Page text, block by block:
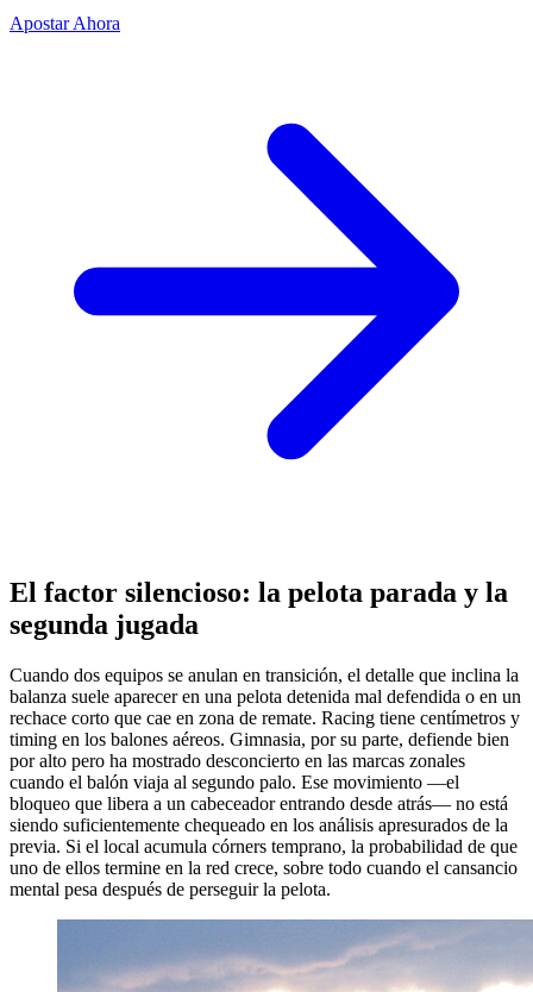
Apostar Ahora
El factor silencioso: la pelota parada y la
segunda jugada
Cuando dos equipos se anulan en transición, el detalle que inclina la
balanza suele aparecer en una pelota detenida mal defendida o en un
rechace corto que cae en zona de remate. Racing tiene centímetros y
timing en los balones aéreos. Gimnasia, por su parte, defiende bien
por alto pero ha mostrado desconcierto en las marcas zonales
cuando el balón viaja al segundo palo. Ese movimiento —el
bloqueo que libera a un cabeceador entrando desde atrás— no está
siendo suficientemente chequeado en los análisis apresurados de la
previa. Si el local acumula córners temprano, la probabilidad de que
uno de ellos termine en la red crece, sobre todo cuando el cansancio
mental pesa después de perseguir la pelota.